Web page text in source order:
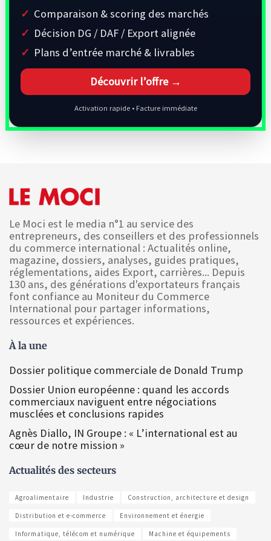
Comparaison & scoring des marchés
Décision DG / DAF / Export alignée
Plans d’entrée marché & livrables
Découvrir l’offre →
Activation rapide • Facture immédiate
Le Moci est le media n°1 au service des
entrepreneurs, des conseillers et des professionnels
du commerce international : Actualités online,
magazine, dossiers, analyses, guides pratiques,
réglementations, aides Export, carrières... Depuis
130 ans, des générations d'exportateurs français
font confiance au Moniteur du Commerce
International pour partager informations,
ressources et expériences.
À la une
Dossier politique commerciale de Donald Trump
Dossier Union européenne : quand les accords
commerciaux naviguent entre négociations
musclées et conclusions rapides
Agnès Diallo, IN Groupe : « L’international est au
cœur de notre mission »
Actualités des secteurs
Agroalimentaire Industrie Construction, architecture et design
Distribution et e-commerce Environnement et énergie
Informatique, télécom et numérique Machine et équipements